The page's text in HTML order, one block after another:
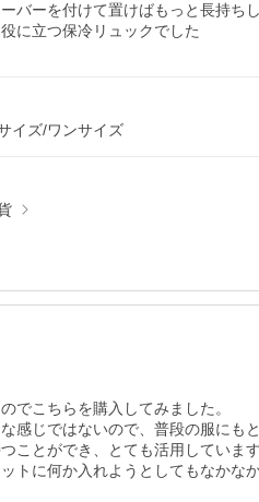
バーを付けて置けばもっと長持ち
イズ/ワンサイズ
でこちらを購入してみました。
感じではないので、普段の服にも
ことができ、とても活用しています
トに何か入れようとしてもなかな